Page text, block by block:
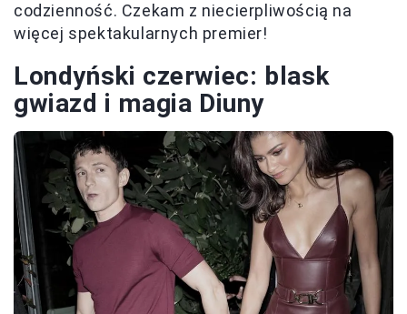
codzienność. Czekam z niecierpliwością na
więcej spektakularnych premier!
Londyński czerwiec: blask
gwiazd i magia Diuny